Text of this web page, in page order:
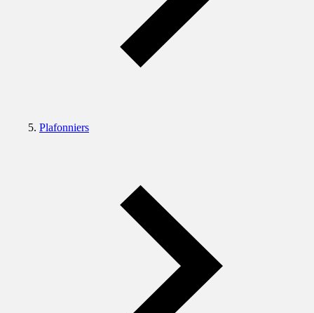
Plafonniers